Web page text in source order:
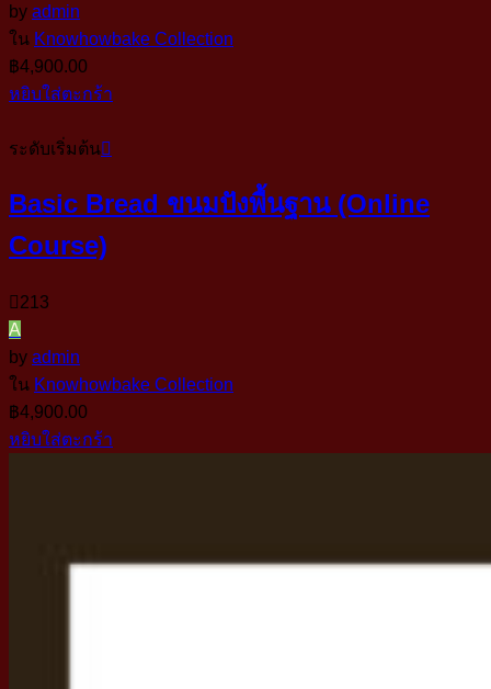
by admin
ใน Knowhowbake Collection
฿4,900.00
หยิบใส่ตะกร้า
ระดับเริ่มต้น
Basic Bread ขนมปังพื้นฐาน (Online
Course)
213
A
by admin
ใน Knowhowbake Collection
฿4,900.00
หยิบใส่ตะกร้า